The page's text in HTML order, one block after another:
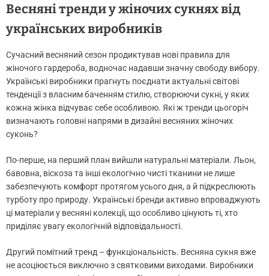
Весняні тренди у жіночих сукнях від
українських виробників
Сучасний весняний сезон продиктував нові правила для
жіночого гардероба, водночас надавши значну свободу вибору.
Українські виробники прагнуть поєднати актуальні світові
тенденції з власним баченням стилю, створюючи сукні, у яких
кожна жінка відчуває себе особливою. Які ж тренди цьогоріч
визначають головні напрями в дизайні весняних жіночих
суконь?
По-перше, на перший план вийшли натуральні матеріали. Льон,
бавовна, віскоза та інші екологічно чисті тканини не лише
забезпечують комфорт протягом усього дня, а й підкреслюють
турботу про природу. Українські бренди активно впроваджують
ці матеріали у весняні колекції, що особливо цінують ті, хто
приділяє увагу екологічній відповідальності.
Другий помітний тренд – функціональність. Весняна сукня вже
не асоціюється виключно з святковими виходами. Виробники